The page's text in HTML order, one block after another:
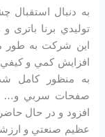
به دنبال
توليدي برنا باتری
اين شرکت به طور
افزايش كمي و
به منظور كامل
صفحات سربي و…
افزود و در حال
عظيم صنعتي و